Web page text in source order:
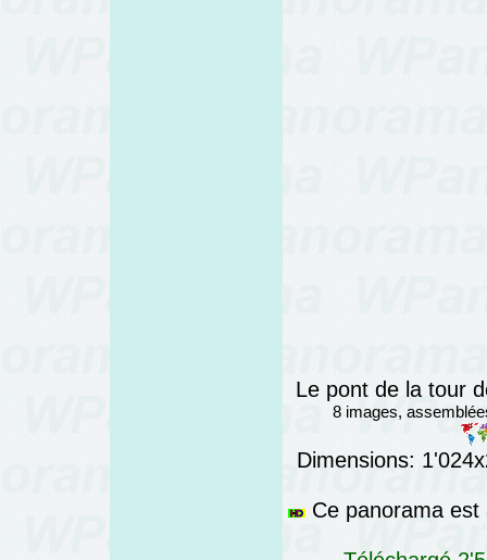
Le pont de la tour
8 images,
Dimensions:
Ce panorama est